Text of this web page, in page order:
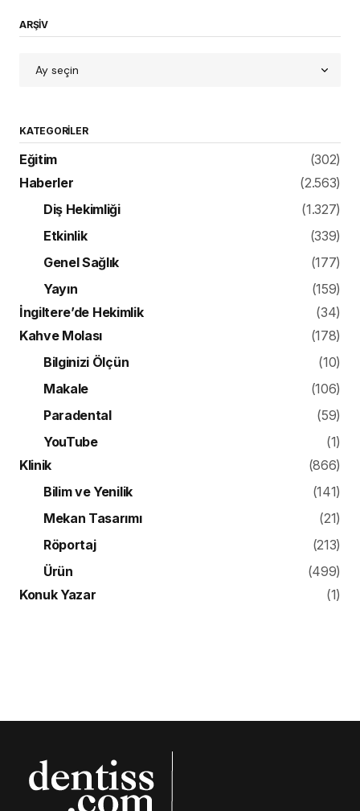
ARŞİV
KATEGORILER
Eğitim
(302)
Haberler
(2.563)
Diş Hekimliği
(1.327)
Etkinlik
(339)
Genel Sağlık
(177)
Yayın
(159)
İngiltere’de Hekimlik
(34)
Kahve Molası
(178)
Bilginizi Ölçün
(10)
Makale
(106)
Paradental
(59)
YouTube
(1)
Klinik
(866)
Bilim ve Yenilik
(141)
Mekan Tasarımı
(21)
Röportaj
(213)
Ürün
(499)
Konuk Yazar
(1)